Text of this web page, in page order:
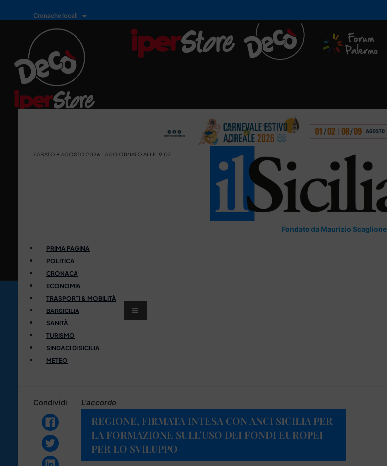
Cronache locali
SABATO 8 AGOSTO 2026 - AGGIORNATO ALLE 19:07
Fondato da Maurizio Scaglione
PRIMA PAGINA
POLITICA
CRONACA
ECONOMIA
TRASPORTI & MOBILITÀ
BARSICILIA
SANITÀ
TURISMO
SINDACI DI SICILIA
METEO
Condividi L'accordo
REGIONE, FIRMATA INTESA CON ANCI SICILIA PER
LA FORMAZIONE SULL’USO DEI FONDI EUROPEI
PER LO SVILUPPO